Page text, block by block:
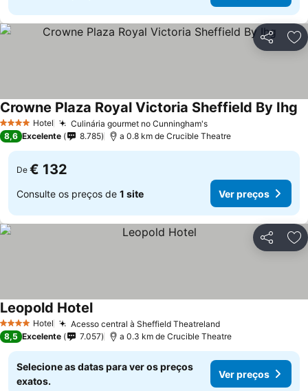
Partilhar
4 EstrelasHotel Culinária gourmet no Cunningham'sVer preços
Crowne Plaza Royal Victoria Sheffield By Ihg
8,6 Excelente 8.785 a 0.8 km de Crucible Theatre
De € 132
Consulte os preços de 1 site Ver preços
Partilhar
4 EstrelasHotel Acesso central à Sheffield TheatrelandVer preços
Leopold HotelVer preços
8,5 Excelente 7.057 a 0.3 km de Crucible Theatre
Selecione as datas para ver os preços
exatos.
Ver preços